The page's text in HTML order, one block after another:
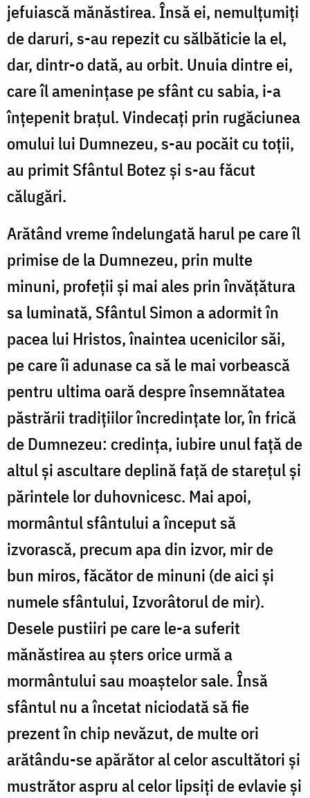
jefuiască mănăstirea. Însă ei, nemulțumiți
de daruri, s-au repezit cu sălbăticie la el,
dar, dintr-o dată, au orbit. Unuia dintre ei,
care îl amenințase pe sfânt cu sabia, i-a
înțepenit brațul. Vindecați prin rugăciunea
omului lui Dumnezeu, s-au pocăit cu toții,
au primit Sfântul Botez și s-au făcut
călugări.
Arătând vreme îndelungată harul pe care îl
primise de la Dumnezeu, prin multe
minuni, profeții și mai ales prin învățătura
sa luminată, Sfântul Simon a adormit în
pacea lui Hristos, înaintea ucenicilor săi,
pe care îi adunase ca să le mai vorbească
pentru ultima oară despre însemnătatea
păstrării tradițiilor încredințate lor, în frică
de Dumnezeu: credința, iubire unul față de
altul și ascultare deplină față de starețul și
părintele lor duhovnicesc. Mai apoi,
mormântul sfântului a început să
izvorască, precum apa din izvor, mir de
bun miros, făcător de minuni (de aici și
numele sfântului, Izvorâtorul de mir).
Desele pustiiri pe care le-a suferit
mănăstirea au șters orice urmă a
mormântului sau moaștelor sale. Însă
sfântul nu a încetat niciodată să fie
prezent în chip nevăzut, de multe ori
arătându-se apărător al celor ascultători și
mustrător aspru al celor lipsiți de evlavie și